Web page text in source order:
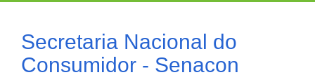
Secretaria Nacional do
Consumidor - Senacon